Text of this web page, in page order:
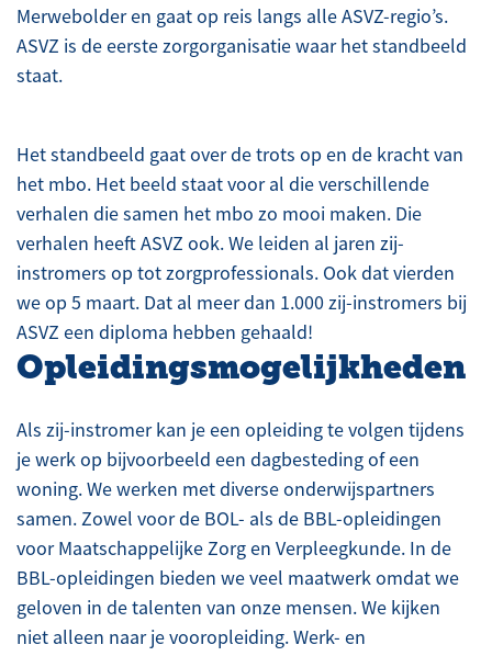
Merwebolder en gaat op reis langs alle ASVZ-regio’s.
ASVZ is de eerste zorgorganisatie waar het standbeeld
staat.
Het standbeeld gaat over de trots op en de kracht van
het mbo. Het beeld staat voor al die verschillende
verhalen die samen het mbo zo mooi maken. Die
verhalen heeft ASVZ ook. We leiden al jaren zij-
instromers op tot zorgprofessionals. Ook dat vierden
we op 5 maart. Dat al meer dan 1.000 zij-instromers bij
ASVZ een diploma hebben gehaald!
Opleidingsmogelijkheden
Als zij-instromer kan je een opleiding te volgen tijdens
je werk op bijvoorbeeld een dagbesteding of een
woning. We werken met diverse onderwijspartners
samen. Zowel voor de BOL- als de BBL-opleidingen
voor Maatschappelijke Zorg en Verpleegkunde. In de
BBL-opleidingen bieden we veel maatwerk omdat we
geloven in de talenten van onze mensen. We kijken
niet alleen naar je vooropleiding. Werk- en